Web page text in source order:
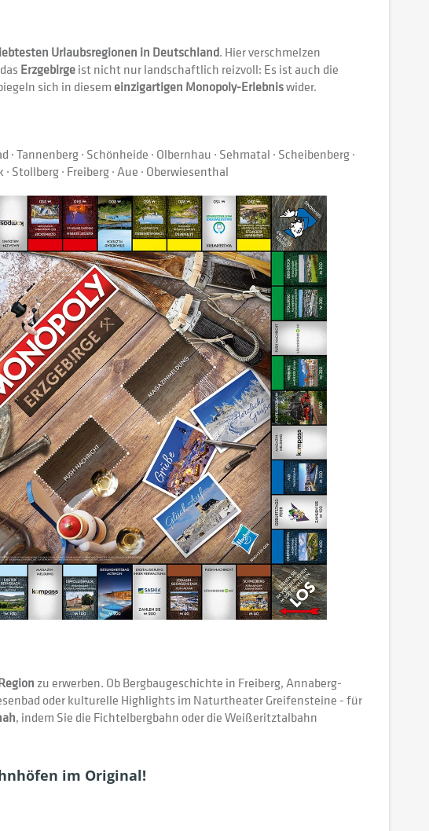
Urlaubsregionen in Deutschland. Hier verschmelzen
Erzgebirgeist nicht nur landschaftlich reizvoll: Es ist auch die
sich in diesem einzigartigen Monopoly-Erlebniswider.
Tannenberg · Schönheide · Olbernhau · Sehmatal · Scheibenberg ·
Stollberg · Freiberg · Aue · Oberwiesenthal
zu erwerben. Ob Bergbaugeschichte in Freiberg, Annaberg-
oder kulturelle Highlights im Naturtheater Greifensteine - für
, indem Sie die Fichtelbergbahn oder die Weißeritztalbahn
im Original!